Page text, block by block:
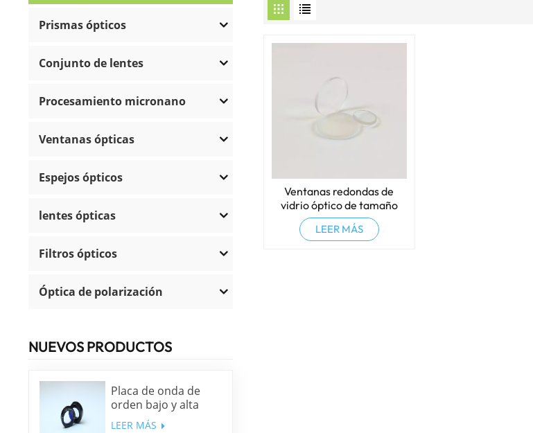
Prismas ópticos
Conjunto de lentes
Procesamiento micronano
Ventanas ópticas
Espejos ópticos
lentes ópticas
Filtros ópticos
Óptica de polarización
NUEVOS PRODUCTOS
Placa de onda de
orden bajo y alta
precisión
LEER MÁS
Ventanas redondas de
vidrio óptico de tamaño
personalizado
LEER MÁS